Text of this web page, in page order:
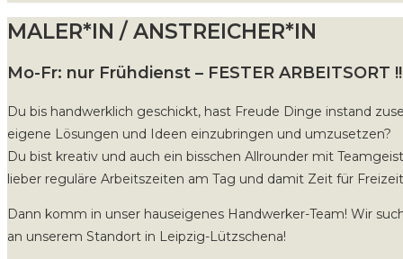
MALER*IN / ANSTREICHER*IN
Mo-Fr: nur Frühdienst – FESTER ARBEITSORT
Du bis handwerklich geschickt, hast Freude Dinge instand
eigene Lösungen und Ideen einzubringen und umzusetzen?
Du bist kreativ und auch ein bisschen Allrounder mit
lieber reguläre Arbeitszeiten am Tag und damit Zeit für
Dann komm in unser hauseigenes Handwerker-Team! Wir
an unserem Standort in Leipzig-Lützschena!